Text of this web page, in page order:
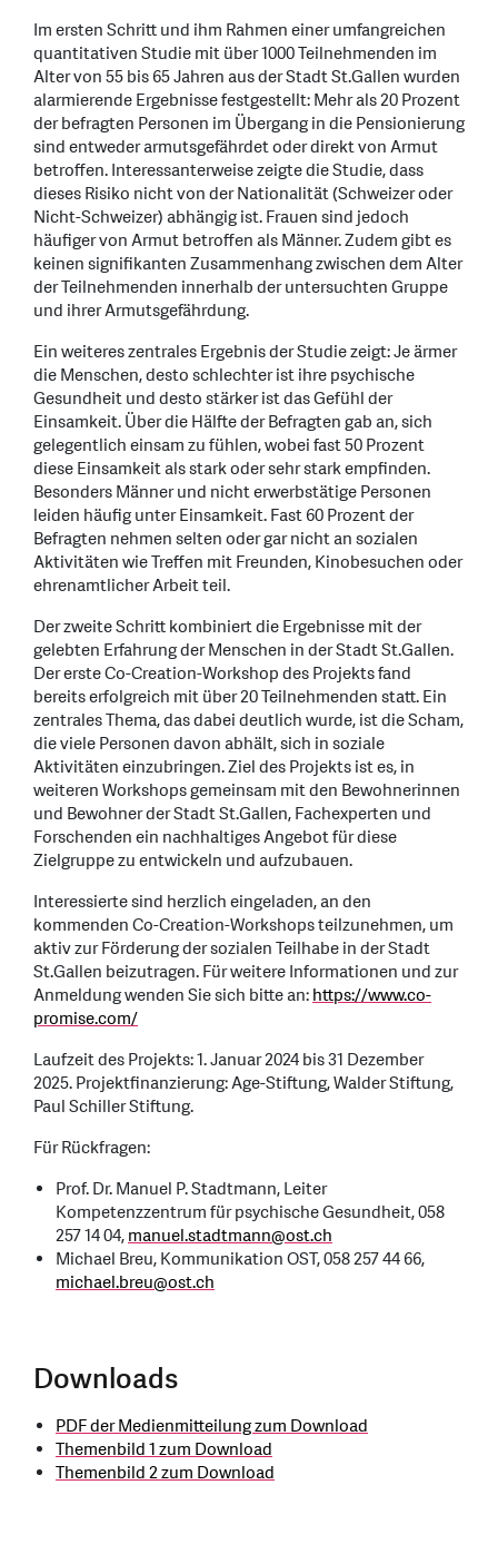
Im ersten Schritt und ihm Rahmen einer umfangreichen
quantitativen Studie mit über 1000 Teilnehmenden im
Alter von 55 bis 65 Jahren aus der Stadt St.Gallen wurden
alarmierende Ergebnisse festgestellt: Mehr als 20 Prozent
der befragten Personen im Übergang in die Pensionierung
sind entweder armutsgefährdet oder direkt von Armut
betroffen. Interessanterweise zeigte die Studie, dass
dieses Risiko nicht von der Nationalität (Schweizer oder
Nicht-Schweizer) abhängig ist. Frauen sind jedoch
häufiger von Armut betroffen als Männer. Zudem gibt es
keinen signifikanten Zusammenhang zwischen dem Alter
der Teilnehmenden innerhalb der untersuchten Gruppe
und ihrer Armutsgefährdung.
Ein weiteres zentrales Ergebnis der Studie zeigt: Je ärmer
die Menschen, desto schlechter ist ihre psychische
Gesundheit und desto stärker ist das Gefühl der
Einsamkeit. Über die Hälfte der Befragten gab an, sich
gelegentlich einsam zu fühlen, wobei fast 50 Prozent
diese Einsamkeit als stark oder sehr stark empfinden.
Besonders Männer und nicht erwerbstätige Personen
leiden häufig unter Einsamkeit. Fast 60 Prozent der
Befragten nehmen selten oder gar nicht an sozialen
Aktivitäten wie Treffen mit Freunden, Kinobesuchen oder
ehrenamtlicher Arbeit teil.
Der zweite Schritt kombiniert die Ergebnisse mit der
gelebten Erfahrung der Menschen in der Stadt St.Gallen.
Der erste Co-Creation-Workshop des Projekts fand
bereits erfolgreich mit über 20 Teilnehmenden statt. Ein
zentrales Thema, das dabei deutlich wurde, ist die Scham,
die viele Personen davon abhält, sich in soziale
Aktivitäten einzubringen. Ziel des Projekts ist es, in
weiteren Workshops gemeinsam mit den Bewohnerinnen
und Bewohner der Stadt St.Gallen, Fachexperten und
Forschenden ein nachhaltiges Angebot für diese
Zielgruppe zu entwickeln und aufzubauen.
Interessierte sind herzlich eingeladen, an den
kommenden Co-Creation-Workshops teilzunehmen, um
aktiv zur Förderung der sozialen Teilhabe in der Stadt
St.Gallen beizutragen. Für weitere Informationen und zur
Anmeldung wenden Sie sich bitte an:https://www.co-
promise.com/
Laufzeit des Projekts: 1. Januar 2024 bis 31 Dezember
2025. Projektfinanzierung: Age-Stiftung, Walder Stiftung,
Paul Schiller Stiftung.
Für Rückfragen:
Prof. Dr. Manuel P. Stadtmann, Leiter
Kompetenzzentrum für psychische Gesundheit, 058
257 14 04,manuel.stadtmann@ost.ch
Michael Breu, Kommunikation OST, 058 257 44 66,
michael.breu@ost.ch
Downloads
PDF der Medienmitteilung zum Download
Themenbild 1 zum Download
Themenbild 2 zum Download